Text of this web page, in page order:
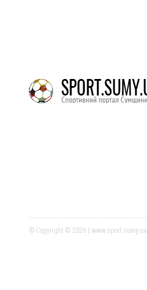
© Copyright © 2026 | www.sport.sumy.ua